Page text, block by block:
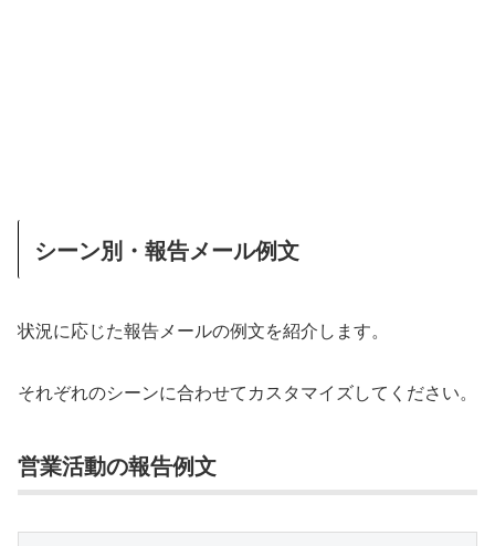
シーン別・報告メール例文
状況に応じた報告メールの例文を紹介します。
それぞれのシーンに合わせてカスタマイズしてください。
営業活動の報告例文